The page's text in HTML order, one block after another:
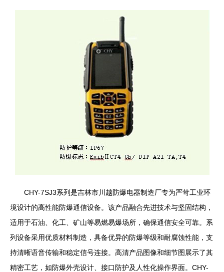
CHY-7SJ3系列是吉林市川越防爆电器制造厂专为严苛工业环
境设计的高性能防爆通信设备。该产品融合先进技术与坚固结构，
适用于石油、化工、矿山等易燃易爆场所，确保通信安全可靠。系
列设备采用优质材料制造，具备优异的防爆等级和耐腐蚀性能，支
持清晰语音传输和稳定信号连接。高清产品图像和细节图展示了其
精密工艺，如防爆外壳设计、接口防护及人性化操作界面。CHY-